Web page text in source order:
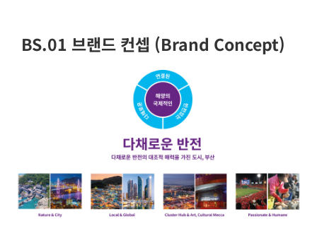
BS.01 브랜드 컨셉 (Brand Concept)